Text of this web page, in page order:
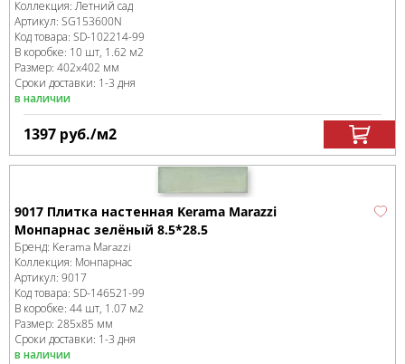
Коллекция:Летний сад
Артикул: SG153600N
Код товара: SD-102214-99
В коробке: 10 шт, 1.62 м2
Размер: 402x402 мм
Сроки доставки: 1-3 дня
в наличии
1397 руб./м2
9017 Плитка настенная Kerama Marazzi
Монпарнас зелёный 8.5*28.5
Бренд: Kerama Marazzi
Коллекция: Монпарнас
Артикул: 9017
Код товара: SD-146521-99
В коробке: 44 шт, 1.07 м2
Размер: 285x85 мм
Сроки доставки: 1-3 дня
в наличии